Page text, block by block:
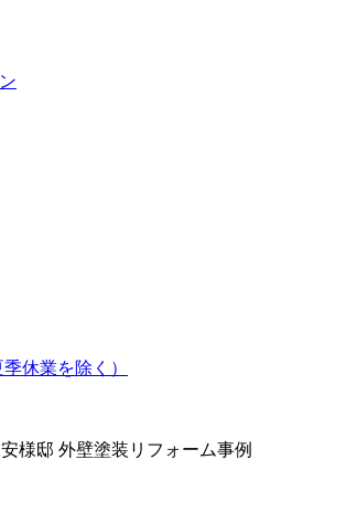
休業を除く）
様邸 外壁塗装リフォーム事例